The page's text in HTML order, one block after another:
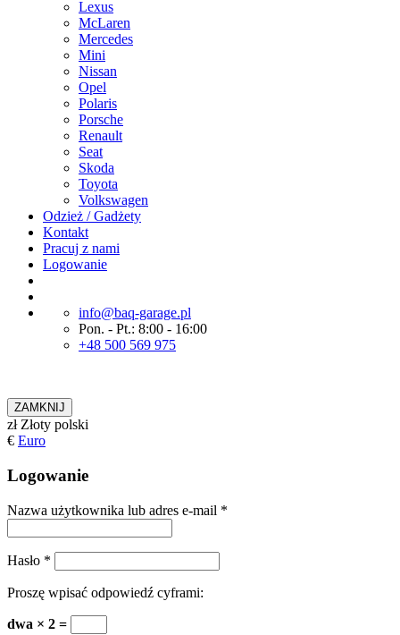
Lexus
McLaren
Mercedes
Mini
Nissan
Opel
Polaris
Porsche
Renault
Seat
Skoda
Toyota
Volkswagen
Odzież / Gadżety
Kontakt
Pracuj z nami
Logowanie
info@baq-garage.pl
Pon. - Pt.: 8:00 - 16:00
+48 500 569 975
ZAMKNIJ
zł Złoty polski
€ Euro
Logowanie
Nazwa użytkownika lub adres e-mail *
Hasło *
Proszę wpisać odpowiedź cyframi:
dwa × 2 =